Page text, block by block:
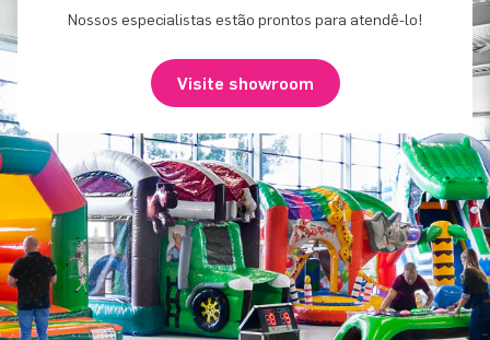
Nossos especialistas estão prontos para atendê-lo!
Visite showroom